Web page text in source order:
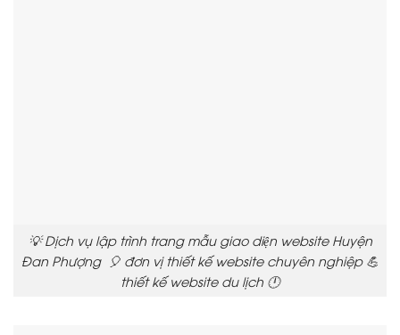
💡 Dịch vụ lập trình trang mẫu giao diện website Huyện
Đan Phượng 🎈 đơn vị thiết kế website chuyên nghiệp 💪
thiết kế website du lịch 🕛